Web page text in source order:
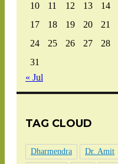
10
11 12 13 14
17
18 19 20 21
24
25 26 27 28
31
« Jul
TAG CLOUD
Dharmendra Dr. Amit